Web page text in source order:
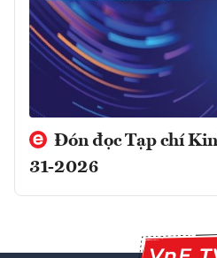
Đón đọc Tạp chí
31-2026